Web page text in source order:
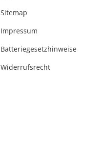
Sitemap
Impressum
Batteriegesetzhinweise
Widerrufsrecht